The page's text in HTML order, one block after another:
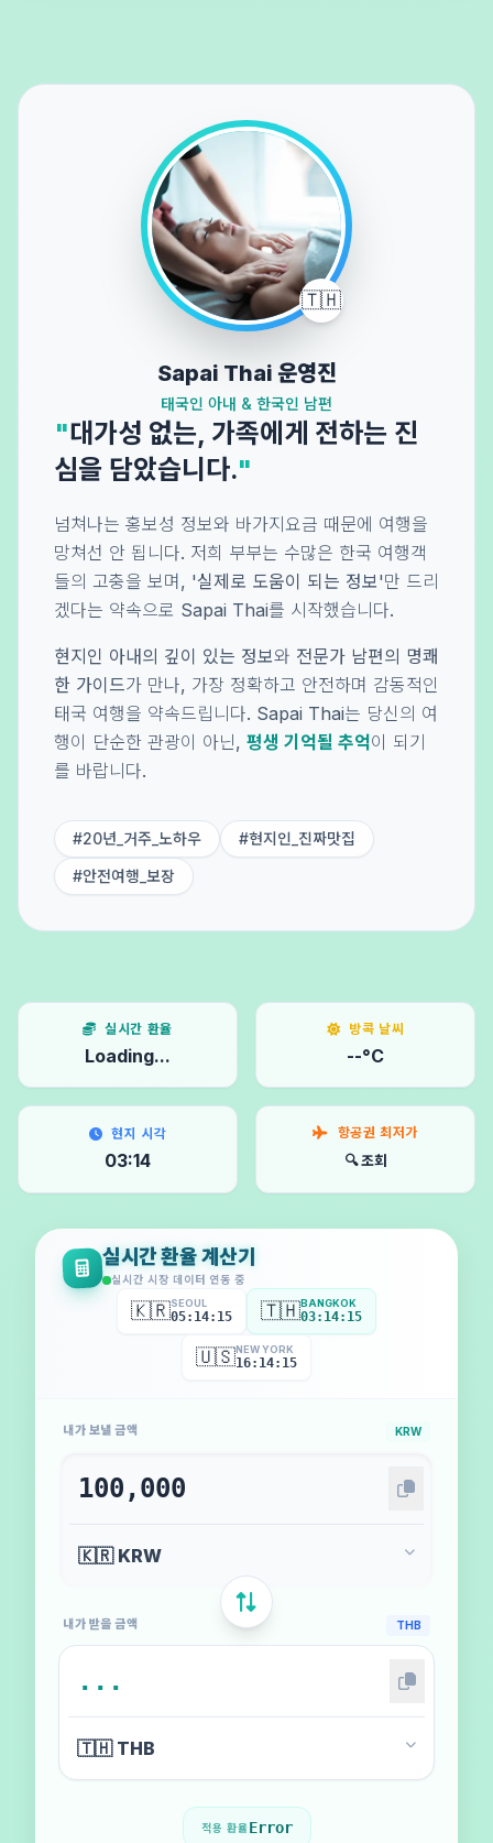
🇹🇭
Sapai Thai 운영진
태국인 아내 & 한국인 남편
"대가성 없는, 가족에게 전하는 진
심을 담았습니다."
넘쳐나는 홍보성 정보와 바가지요금 때문에 여행을
망쳐선 안 됩니다. 저희 부부는 수많은 한국 여행객
들의 고충을 보며, '실제로 도움이 되는 정보'만 드리
겠다는 약속으로 Sapai Thai를 시작했습니다.
현지인 아내의 깊이 있는 정보와 전문가 남편의 명쾌
한 가이드가 만나, 가장 정확하고 안전하며 감동적인
태국 여행을 약속드립니다. Sapai Thai는 당신의 여
행이 단순한 관광이 아닌, 평생 기억될 추억이 되기
를 바랍니다.
#20년_거주_노하우
#현지인_진짜맛집
#안전여행_보장
실시간 환율
Loading...
방콕 날씨
--°C
현지 시각
03:14
항공권 최저가
🔍 조회
실시간 환율 계산기
실시간 시장 데이터 연동 중
🇰🇷SEOUL
05:14:17 🇹🇭BANGKOK
03:14:17
🇺🇸NEW YORK
16:14:17
내가 보낼 금액 KRW
내가 받을 금액 THB
적용 환율Error